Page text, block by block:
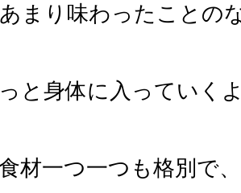
まり味わったことの
と身体に入っていく
材一つ一つも格別で